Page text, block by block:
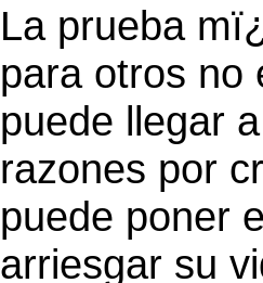
La prueba
para otros
puede llegar
razones por
puede poner
arriesgar su